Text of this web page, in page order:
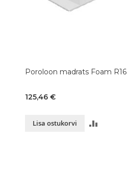
Poroloon madrats Foam R16
125,46 €
Lisa ostukorvi